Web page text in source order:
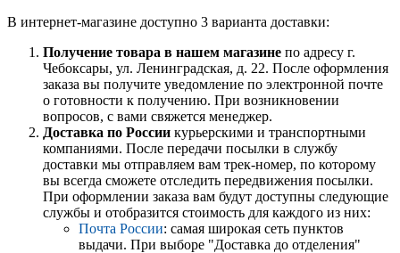
В интернет-магазине доступно 3 варианта доставки:
Получение товара в нашем магазине по адресу г.
Чебоксары, ул. Ленинградская, д. 22. После оформления
заказа вы получите уведомление по электронной почте
о готовности к получению. При возникновении
вопросов, с вами свяжется менеджер.
Доставка по России курьерскими и транспортными
компаниями. После передачи посылки в службу
доставки мы отправляем вам трек-номер, по которому
вы всегда сможете отследить передвижения посылки.
При оформлении заказа вам будут доступны следующие
службы и отобразится стоимость для каждого из них:
Почта России: самая широкая сеть пунктов
выдачи. При выборе "Доставка до отделения"